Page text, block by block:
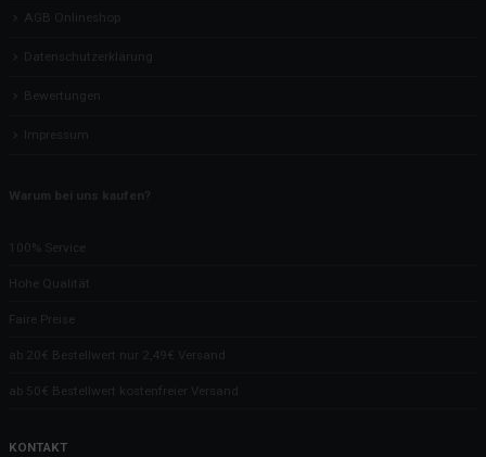
AGB Onlineshop
Datenschutzerklärung
Bewertungen
Impressum
Warum bei uns kaufen?
100% Service
Hohe Qualität
Faire Preise
ab 20€ Bestellwert nur 2,49€ Versand
ab 50€ Bestellwert kostenfreier Versand
KONTAKT